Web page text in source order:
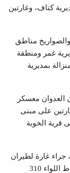
كتاف، وغارتين
مناطق
غمر ومنطقة
بمديرية
معسكر
على مبنى
قرية الخوبة
غارة لطيران
العدوان على منزل العميد خالد العندولي أحد ضباط اللواء 310